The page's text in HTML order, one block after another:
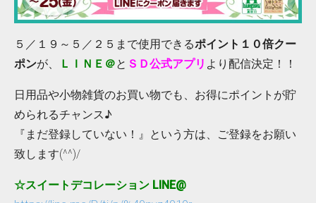
５／１９～５／２５まで使用できるポイント１０倍クー
ポンが、 ＬＩＮＥ＠と ＳＤ公式アプリ より配信決定！！
日用品や小物雑貨のお買い物でも、お得にポイントが貯
められるチャンス♪
『まだ登録していない！』という方は、ご登録をお願い
致します(^^)/
☆スイートデコレーション LINE@